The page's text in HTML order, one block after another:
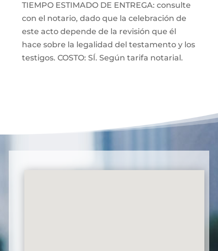
TIEMPO ESTIMADO DE ENTREGA: consulte
con el notario, dado que la celebración de
este acto depende de la revisión que él
hace sobre la legalidad del testamento y los
testigos. COSTO: SÍ. Según tarifa notarial.